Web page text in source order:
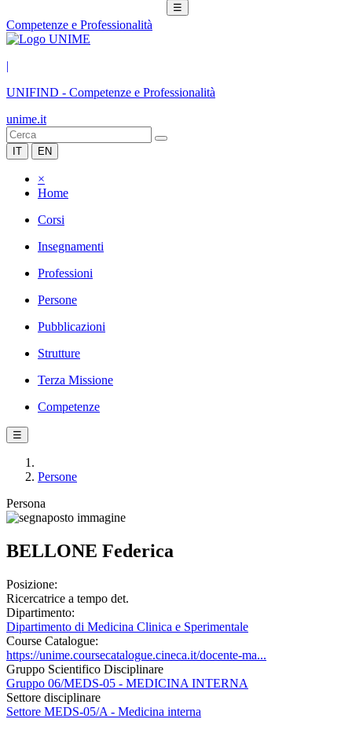
☰
Competenze e Professionalità
|
UNIFIND - Competenze e Professionalità
unime.it
IT EN
×
Home
Corsi
Insegnamenti
Professioni
Persone
Pubblicazioni
Strutture
Terza Missione
Competenze
☰
Persone
Persona
BELLONE Federica
Posizione:
Ricercatrice a tempo det.
Dipartimento:
Dipartimento di Medicina Clinica e Sperimentale
Course Catalogue:
https://unime.coursecatalogue.cineca.it/docente-ma...
Gruppo Scientifico Disciplinare
Gruppo 06/MEDS-05 - MEDICINA INTERNA
Settore disciplinare
Settore MEDS-05/A - Medicina interna